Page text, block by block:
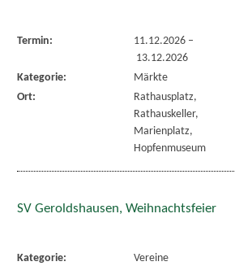
Termin: 11.12.2026–
13.12.2026
Kategorie:
Märkte
Ort:
Rathausplatz,
Rathauskeller,
Marienplatz,
Hopfenmuseum
SV Geroldshausen, Weihnachtsfeier
Kategorie:
Vereine